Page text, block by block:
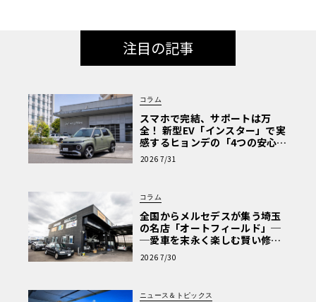
注目の記事
コラム
スマホで完結、サポートは万
全！ 新型EV「インスター」で実
感するヒョンデの「4つの安心」
【第1回・ヒョンデ6つの疑問：
Why? Hyundai?】〈PR〉
2026 7/31
コラム
全国からメルセデスが集う埼玉
の名店「オートフィールド」─
─愛車を末永く楽しむ賢い修理
術と、プロがフックス製オイル
を選ぶ理由〈PR〉
2026 7/30
ニュース＆トピックス